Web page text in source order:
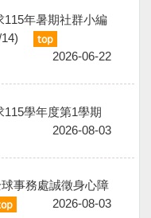
115年暑期社群小編
2026-06-22
115學年度第1學期
2026-08-03
球事務處誠徵身心障
2026-08-03